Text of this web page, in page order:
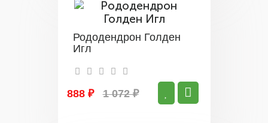
Рододендрон Голден
Игл
888 ₽ 1 072 ₽